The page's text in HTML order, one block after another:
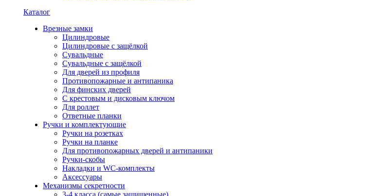
Каталог
Врезные замки
Цилиндровые
Цилиндровые с защёлкой
Сувальдные
Сувальдные с защёлкой
Для дверей из профиля
Противопожарные и антипаника
Для финских дверей
С крестовым и дисковым ключом
Для роллет
Ответные планки
Ручки и комплектующие
Ручки на розетках
Ручки на планке
Для противопожарных дверей и антипаники
Ручки-скобы
Накладки и WC-комплекты
Аксессуары
Механизмы секретности
3-4 класса (самые защищенные)